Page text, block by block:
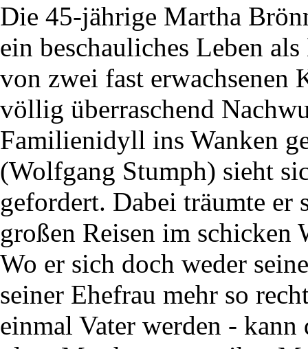
Die 45-jährige Martha
ein beschauliches Leben
von zwei fast erwachsenen
völlig überraschend
Familienidyll ins Wanken
(Wolfgang Stumph) sieht
gefordert. Dabei träumte er
großen Reisen im schicken
Wo er sich doch weder
seiner Ehefrau mehr so
einmal Vater werden -